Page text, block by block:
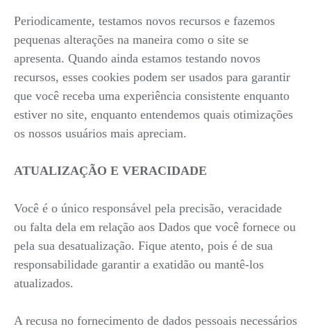
Periodicamente, testamos novos recursos e fazemos
pequenas alterações na maneira como o site se
apresenta. Quando ainda estamos testando novos
recursos, esses cookies podem ser usados para garantir
que você receba uma experiência consistente enquanto
estiver no site, enquanto entendemos quais otimizações
os nossos usuários mais apreciam.
ATUALIZAÇÃO E VERACIDADE
Você é o único responsável pela precisão, veracidade
ou falta dela em relação aos Dados que você fornece ou
pela sua desatualização. Fique atento, pois é de sua
responsabilidade garantir a exatidão ou mantê-los
atualizados.
A recusa no fornecimento de dados pessoais necessários